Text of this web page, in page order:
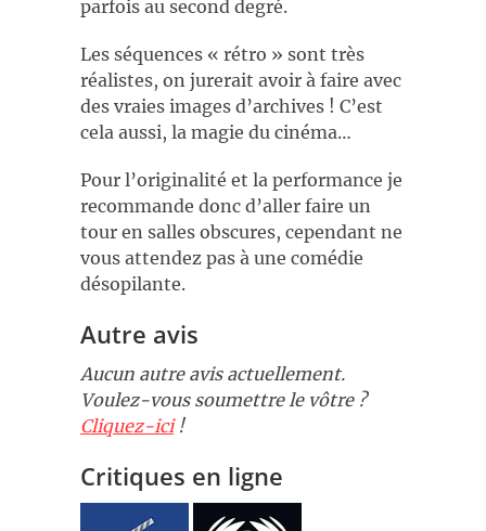
parfois au second degré.
Les séquences « rétro » sont très
réalistes, on jurerait avoir à faire avec
des vraies images d’archives ! C’est
cela aussi, la magie du cinéma…
Pour l’originalité et la performance je
recommande donc d’aller faire un
tour en salles obscures, cependant ne
vous attendez pas à une comédie
désopilante.
Autre avis
Aucun autre avis actuellement.
Voulez-vous soumettre le vôtre ?
Cliquez-ici!
Critiques en ligne